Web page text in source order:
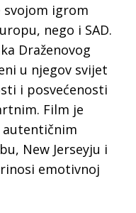
svojom igrom
nego i SAD.
Draženovog
u njegov svijet
i posvećenosti
Film je
autentičnim
New Jerseyju i
emotivnoj